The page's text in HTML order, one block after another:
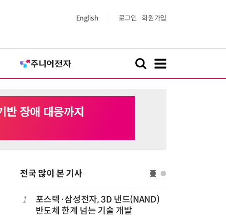
English 로그인 회원가입
전국 많이 본 기사
1
포스텍·삼성전자, 3D 낸드(NAND)
반도체 한계 넘는 기술 개발